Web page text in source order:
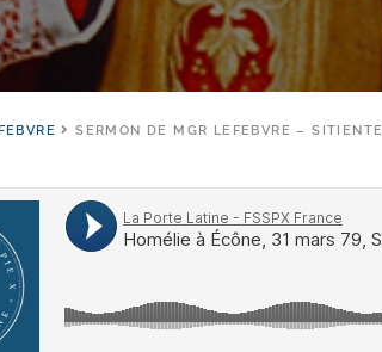
SERMON DE MGR LEFEBVRE –